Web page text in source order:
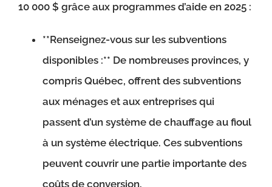
10 000 $ grâce aux programmes d’aide en 2025 :
**Renseignez-vous sur les subventions
disponibles :** De nombreuses provinces, y
compris Québec, offrent des subventions
aux ménages et aux entreprises qui
passent d’un système de chauffage au fioul
à un système électrique. Ces subventions
peuvent couvrir une partie importante des
coûts de conversion.